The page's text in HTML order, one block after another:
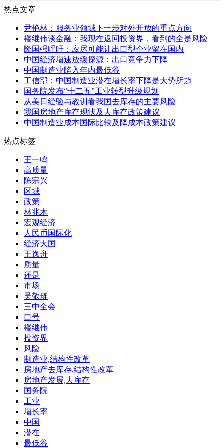
热点文章
尹艳林：服务业领域下一步对外开放的重点方向
楼继伟谈金融：我现在返回投资界，看到的全是风险
隆国强呼吁：应尽可能让出口型企业留在国内
中国经济增速放缓探源：出口竞争力下降
中国制造业陷入年内最低谷
工信部：中国制造业潜在增长率下降是大势所趋
国务院发布“十二五”工业转型升级规划
从美日经验与教训看我国去库存的主要风险
我国房地产库存现状及去库存政策建议
中国制造业成本国际比较及降成本政策建议
热点标签
王一鸣
高质量
陈宗兴
区域
政策
林兆木
宏观经济
人民币国际化
经济大国
王逸舟
质量
还是
市场
吴敬琏
三中全会
口号
楼继伟
投资界
风险
制造业,结构性改革
房地产去库存,结构性改革
房地产发展,去库存
国务院
工业
增长率
中国
潜在
最低谷